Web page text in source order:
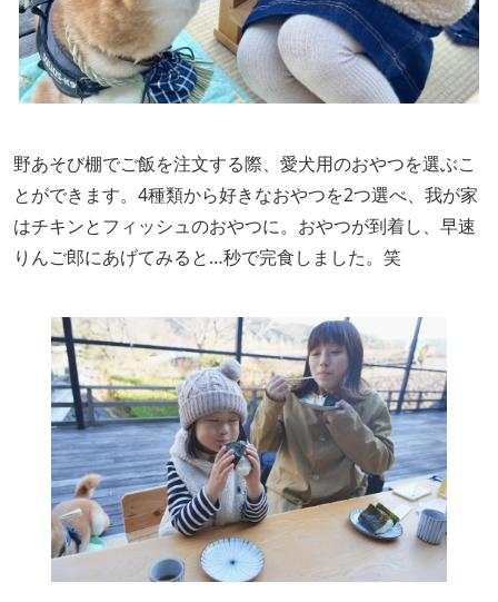
野あそび棚でご飯を注文する際、愛犬用のおやつを選ぶこ
とができます。4種類から好きなおやつを2つ選べ、我が家
はチキンとフィッシュのおやつに。おやつが到着し、早速
りんご郎にあげてみると…秒で完食しました。笑